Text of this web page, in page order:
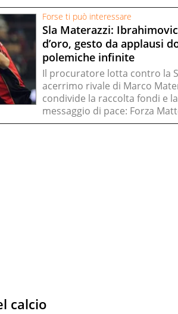
Forse ti può interessare
Sla Materazzi:
d’oro, gesto da applausi
polemiche infinite
Il procuratore lotta contro la
acerrimo rivale di Marco
condivide la raccolta fondi e
messaggio di pace: Forza
calcio